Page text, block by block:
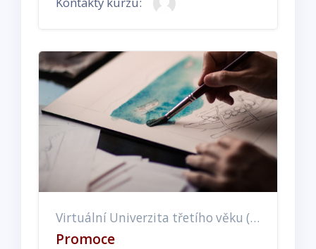
Virtuální Univerzita třetího věku (EX, ET, EE)
Promoce